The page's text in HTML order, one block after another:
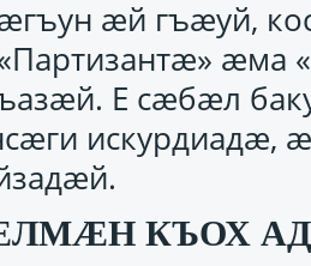
ӕй гъӕуй,
ӕма
Е сӕбӕл
искурдиадӕ,
КЪОХ